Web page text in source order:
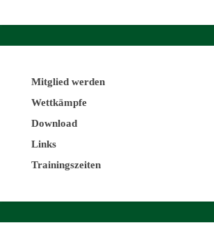
Mitglied werden
Wettkämpfe
Download
Links
Trainingszeiten